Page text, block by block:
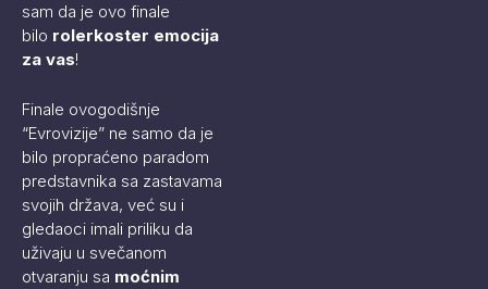
sam da je ovo finale
bilo rolerkoster emocija
za vas!
Finale ovogodišnje
“Evrovizije” ne samo da je
bilo propraćeno paradom
predstavnika sa zastavama
svojih država, već su i
gledaoci imali priliku da
uživaju u svečanom
otvaranju sa moćnim